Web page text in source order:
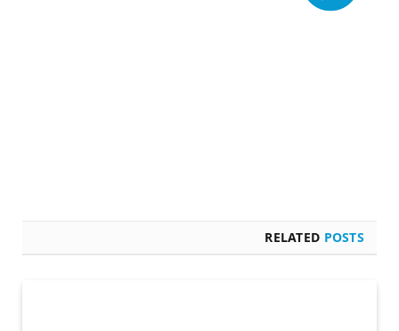
RELATED POSTS